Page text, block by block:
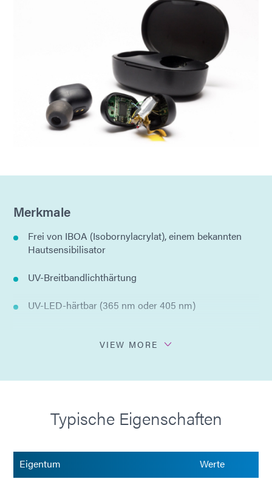
Merkmale
Frei von IBOA (Isobornylacrylat), einem bekannten
Hautsensibilisator
UV-Breitbandlichthärtung
UV-LED-härtbar (365 nm oder 405 nm)
zur Aushärtung im Schattenbereich
VIEW MORE
Typische Eigenschaften
Eigentum Werte